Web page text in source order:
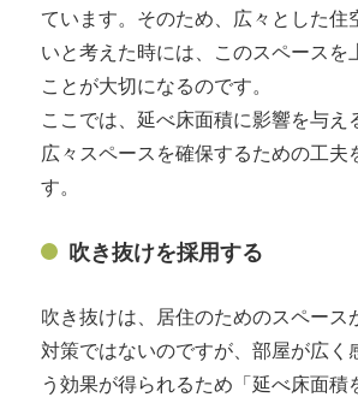
ています。そのため、広々とした住
いと考えた時には、このスペースを
ことが大切になるのです。
ここでは、延べ床面積に影響を与え
広々スペースを確保するための工夫
す。
吹き抜けを採用する
吹き抜けは、居住のためのスペース
対策ではないのですが、部屋が広く
う効果が得られるため「延べ床面積